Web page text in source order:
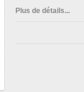
Plus de détails...